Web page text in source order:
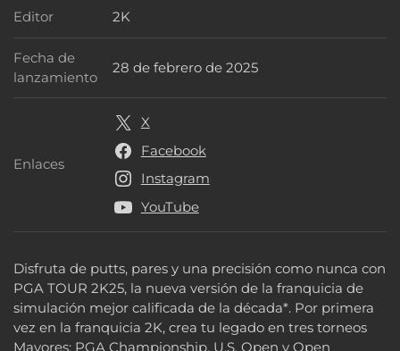
Disfruta de putts, pares y una precisión como nunca con
PGA TOUR 2K25, la nueva versión de la franquicia de
simulación mejor calificada de la década*. Por primera
vez en la franquicia 2K, crea tu legado en tres torneos
Mayores: PGA Championship, U.S. Open y Open
Editor Editor
2K
Fecha de
lanzamiento
Fecha de lanzamiento
28 de febrero de 2025
Enlaces Enlaces
X
Facebook
Instagram
YouTube